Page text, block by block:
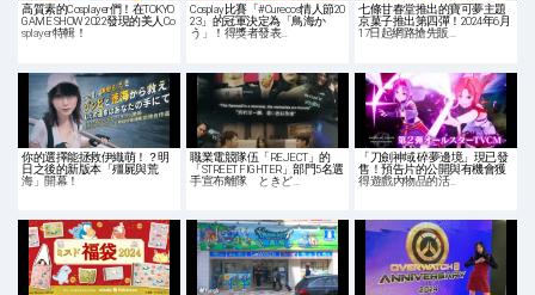
高質素的Cosplayer們！在TOKYO
GAME SHOW 2022發現的美人Co
splayer特輯！
Cosplay比賽「#Curecos情人節20
23」的冠軍決定為「鳥海か
う」！得獎者發表…
七條甘春堂推出的寶可夢主題
京菓子推出第四彈！2024年6月
17日起網路搶先販…
你的選擇能拯救伊織萌！？明
日之後的新版本「殭屍與荒
海」開幕！
職業電競隊伍「REJECT」的
「STREET FIGHTER」部門5名選
手宣布離隊 ときど…
「刀劍神域 碎夢邊境」現已發
售！預告片的公開與有機會獲
得遊戲內物品的活…